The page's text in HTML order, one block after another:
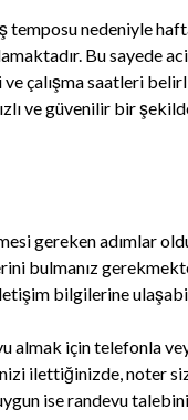
temposu nedeniyle
Bu sayede
çalışma saatleri
ve güvenilir bir
gereken adımlar
bulmanız
bilgilerine
için telefonla
ilettiğinizde, noter
ise randevu